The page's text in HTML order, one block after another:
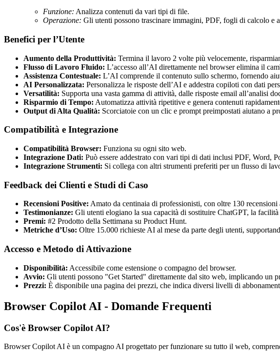
Funzione: Analizza contenuti da vari tipi di file.
Operazione: Gli utenti possono trascinare immagini, PDF, fogli di calcolo e
Benefici per l’Utente
Aumento della Produttività: Termina il lavoro 2 volte più velocemente,
Flusso di Lavoro Fluido: L’accesso all’AI direttamente nel browser elimina il
Assistenza Contestuale: L’AI comprende il contenuto sullo schermo, fornendo
AI Personalizzata: Personalizza le risposte dell’AI e addestra copiloti con dati
Versatilità: Supporta una vasta gamma di attività, dalle risposte email all’analisi
Risparmio di Tempo: Automatizza attività ripetitive e genera contenuti
Output di Alta Qualità: Scorciatoie con un clic e prompt preimpostati aiutano a
Compatibilità e Integrazione
Compatibilità Browser: Funziona su ogni sito web.
Integrazione Dati: Può essere addestrato con vari tipi di dati inclusi PDF, Word,
Integrazione Strumenti: Si collega con altri strumenti preferiti per un flusso di
Feedback dei Clienti e Studi di Caso
Recensioni Positive: Amato da centinaia di professionisti, con oltre 130
Testimonianze: Gli utenti elogiano la sua capacità di sostituire ChatGPT, la
Premi: #2 Prodotto della Settimana su Product Hunt.
Metriche d’Uso: Oltre 15.000 richieste AI al mese da parte degli utenti,
Accesso e Metodo di Attivazione
Disponibilità: Accessibile come estensione o compagno del browser.
Avvio: Gli utenti possono "Get Started" direttamente dal sito web, implicando un
Prezzi: È disponibile una pagina dei prezzi, che indica diversi livelli di
Browser Copilot AI - Domande Frequenti
Cos'è Browser Copilot AI?
Browser Copilot AI è un compagno AI progettato per funzionare su tutto il web,